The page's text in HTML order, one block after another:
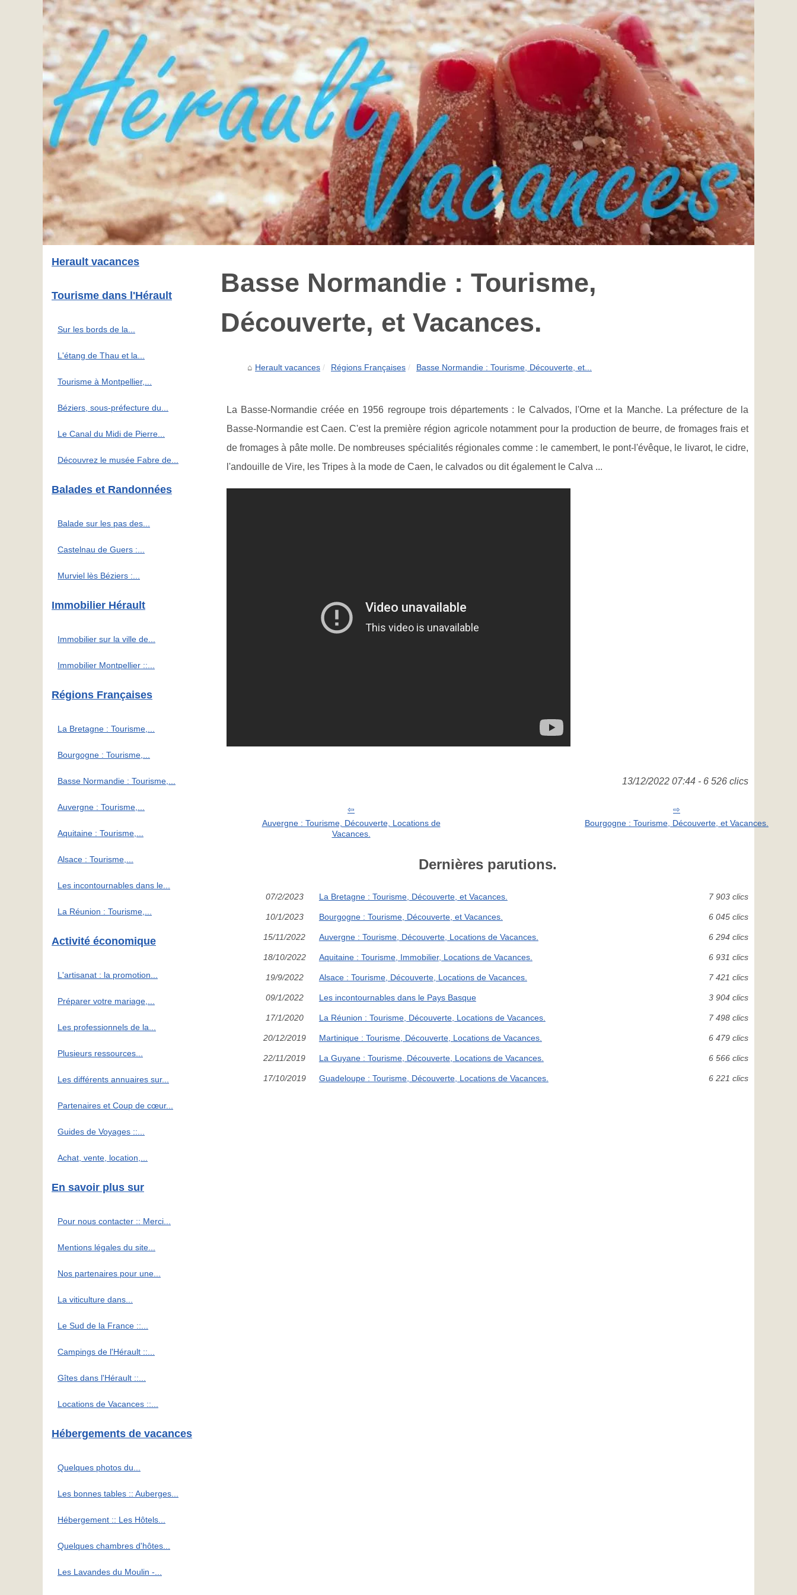
Basse Normandie : Tourisme,
Découverte, et Vacances.
Herault vacances Régions Françaises Basse Normandie : Tourisme, Découverte, et...
La Basse-Normandie créée en 1956 regroupe trois départements : le Calvados, l'Orne et la Manche. La préfecture de la
Basse-Normandie est Caen. C'est la première région agricole notamment pour la production de beurre, de fromages frais et
de fromages à pâte molle. De nombreuses spécialités régionales comme : le camembert, le pont-l'évêque, le livarot, le cidre,
l'andouille de Vire, les Tripes à la mode de Caen, le calvados ou dit également le Calva ...
13/12/2022 07:44 - 6 526 clics
Auvergne : Tourisme, Découverte, Locations de
Vacances.
Bourgogne : Tourisme, Découverte, et Vacances.
Dernières parutions.
07/2/2023 La Bretagne : Tourisme, Découverte, et Vacances. 7 903 clics
10/1/2023 Bourgogne : Tourisme, Découverte, et Vacances. 6 045 clics
15/11/2022 Auvergne : Tourisme, Découverte, Locations de Vacances. 6 294 clics
18/10/2022 Aquitaine : Tourisme, Immobilier, Locations de Vacances. 6 931 clics
19/9/2022 Alsace : Tourisme, Découverte, Locations de Vacances. 7 421 clics
09/1/2022 Les incontournables dans le Pays Basque 3 904 clics
17/1/2020 La Réunion : Tourisme, Découverte, Locations de Vacances. 7 498 clics
20/12/2019 Martinique : Tourisme, Découverte, Locations de Vacances. 6 479 clics
22/11/2019 La Guyane : Tourisme, Découverte, Locations de Vacances. 6 566 clics
17/10/2019 Guadeloupe : Tourisme, Découverte, Locations de Vacances. 6 221 clics
Herault vacances
Tourisme dans l'Hérault
Sur les bords de la...
L'étang de Thau et la...
Tourisme à Montpellier,...
Béziers, sous-préfecture du...
Le Canal du Midi de Pierre...
Découvrez le musée Fabre de...
Balades et Randonnées
Balade sur les pas des...
Castelnau de Guers :...
Murviel lès Béziers :...
Immobilier Hérault
Immobilier sur la ville de...
Immobilier Montpellier ::...
Régions Françaises
La Bretagne : Tourisme,...
Bourgogne : Tourisme,...
Basse Normandie : Tourisme,...
Auvergne : Tourisme,...
Aquitaine : Tourisme,...
Alsace : Tourisme,...
Les incontournables dans le...
La Réunion : Tourisme,...
Activité économique
L'artisanat : la promotion...
Préparer votre mariage,...
Les professionnels de la...
Plusieurs ressources...
Les différents annuaires sur...
Partenaires et Coup de cœur...
Guides de Voyages ::...
Achat, vente, location,...
En savoir plus sur
Pour nous contacter :: Merci...
Mentions légales du site...
Nos partenaires pour une...
La viticulture dans...
Le Sud de la France ::...
Campings de l'Hérault ::...
Gîtes dans l'Hérault ::...
Locations de Vacances ::...
Hébergements de vacances
Quelques photos du...
Les bonnes tables :: Auberges...
Hébergement :: Les Hôtels...
Quelques chambres d'hôtes...
Les Lavandes du Moulin -...